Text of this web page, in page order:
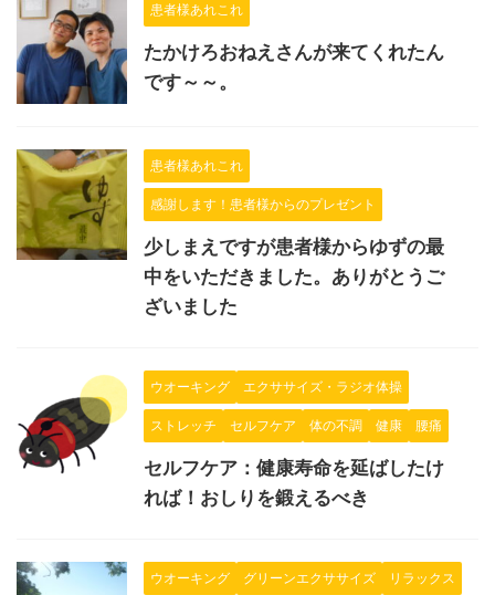
患者様あれこれ
たかけろおねえさんが来てくれたん
です～～。
患者様あれこれ
感謝します！患者様からのプレゼント
少しまえですが患者様からゆずの最
中をいただきました。ありがとうご
ざいました
ウオーキング エクササイズ・ラジオ体操
ストレッチ セルフケア 体の不調 健康 腰痛
セルフケア：健康寿命を延ばしたけ
れば！おしりを鍛えるべき
ウオーキング グリーンエクササイズ リラックス